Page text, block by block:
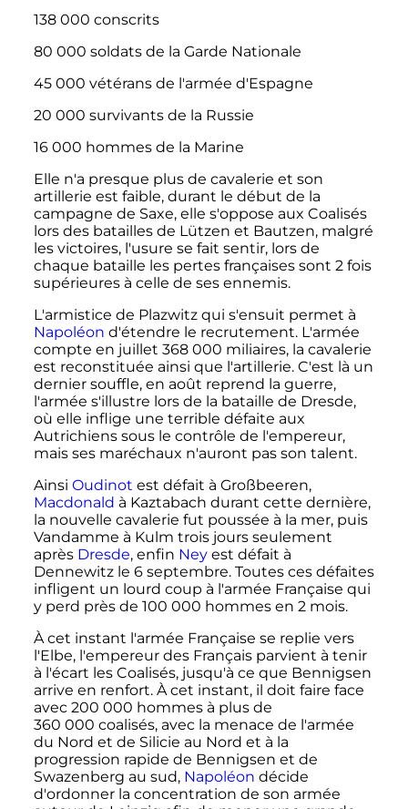
138 000 conscrits
80 000 soldatsde la Garde Nationale
45 000 vétéransde l'armée d'Espagne
20 000 survivantsde la Russie
16 000 hommesde la Marine
Elle n'a presque plus de cavalerie et son
artillerie est faible, durant le début de la
campagne de Saxe, elle s'oppose aux Coalisés
lors des batailles de Lützen et Bautzen, malgré
les victoires, l'usure se fait sentir, lors de
chaque bataille les pertes françaises sont 2 fois
supérieures à celle de ses ennemis.
L'armistice de Plazwitz qui s'ensuit permet à
Napoléon d'étendre le recrutement. L'armée
compte en juillet 368 000 miliaires, la cavalerie
est reconstituée ainsi que l'artillerie. C'est là un
dernier souffle, en août reprend la guerre,
l'armée s'illustre lors de la bataille de Dresde,
où elle inflige une terrible défaite aux
Autrichiens sous le contrôle de l'empereur,
mais ses maréchaux n'auront pas son talent.
Ainsi Oudinot est défait à Großbeeren,
Macdonald à Kaztabach durant cette dernière,
la nouvelle cavalerie fut poussée à la mer, puis
Vandamme à Kulm trois jours seulement
après Dresde, enfin Neyest défait à
Dennewitz le 6 septembre. Toutes ces défaites
infligent un lourd coup à l'armée Française qui
y perd près de 100 000 hommesen 2 mois.
À cet instant l'armée Française se replie vers
l'Elbe, l'empereur des Français parvient à tenir
à l'écart les Coalisés, jusqu'à ce que Bennigsen
arrive en renfort. À cet instant, il doit faire face
avec 200 000 hommesà plus de
360 000 coalisés, avec la menace de l'armée
du Nord et de Silicie au Nord et à la
progression rapide de Bennigsen et de
Swazenberg au sud, Napoléon décide
d'ordonner la concentration de son armée